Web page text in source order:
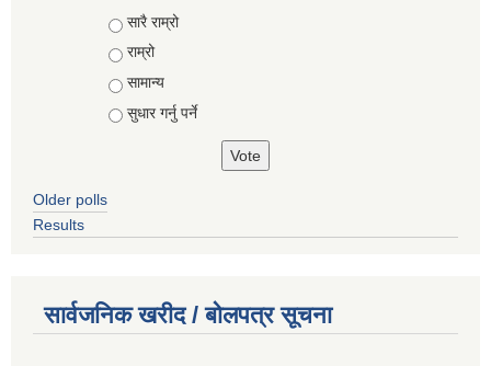
Choices
सारै राम्रो
राम्रो
सामान्य
सुधार गर्नु पर्ने
Older polls
Results
सार्वजनिक खरीद / बोलपत्र सूचना